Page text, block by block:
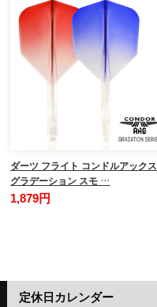
ダーツ フライト コンドルアックス
グラデーション スモ …
1,879円
定休日カレンダー